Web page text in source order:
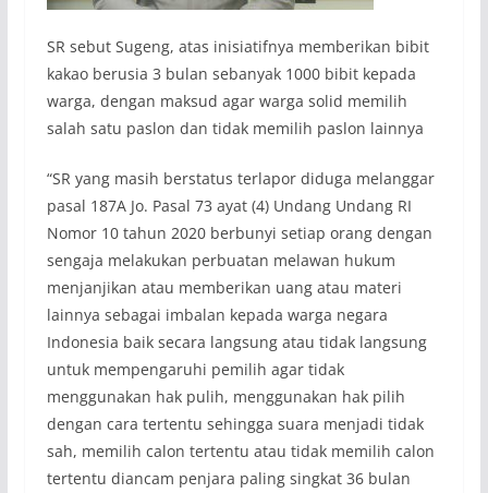
SR sebut Sugeng, atas inisiatifnya memberikan bibit
kakao berusia 3 bulan sebanyak 1000 bibit kepada
warga, dengan maksud agar warga solid memilih
salah satu paslon dan tidak memilih paslon lainnya
“SR yang masih berstatus terlapor diduga melanggar
pasal 187A Jo. Pasal 73 ayat (4) Undang Undang RI
Nomor 10 tahun 2020 berbunyi setiap orang dengan
sengaja melakukan perbuatan melawan hukum
menjanjikan atau memberikan uang atau materi
lainnya sebagai imbalan kepada warga negara
Indonesia baik secara langsung atau tidak langsung
untuk mempengaruhi pemilih agar tidak
menggunakan hak pulih, menggunakan hak pilih
dengan cara tertentu sehingga suara menjadi tidak
sah, memilih calon tertentu atau tidak memilih calon
tertentu diancam penjara paling singkat 36 bulan